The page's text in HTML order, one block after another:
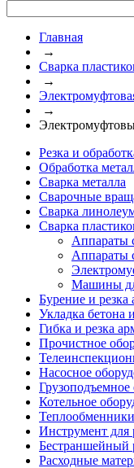
Главная
→
Сварка
→
→
Резка и
Обработка
Сварка металла
Сварочные
Сварка
Сварка
Аппараты
Аппараты
Машины
Бурение и
Укладка бетона
Гибка и резка
Прочистное
Насосное
Грузоподъемное
Котельное
Теплообменники
Инструмент для
Бестраншейный
Расходные